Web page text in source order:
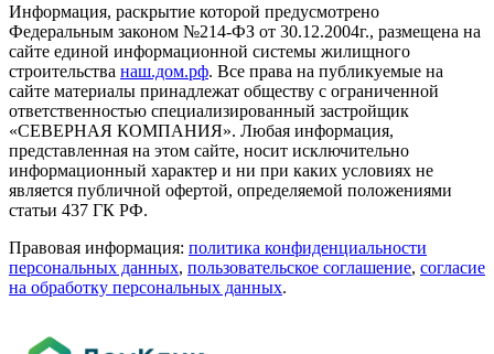
Информация, раскрытие которой предусмотрено
Федеральным законом №214-ФЗ от 30.12.2004г., размещена на
сайте единой информационной системы жилищного
строительства наш.дом.рф. Все права на публикуемые на
сайте материалы принадлежат обществу с ограниченной
ответственностью специализированный застройщик
«СЕВЕРНАЯ КОМПАНИЯ». Любая информация,
представленная на этом сайте, носит исключительно
информационный характер и ни при каких условиях не
является публичной офертой, определяемой положениями
статьи 437 ГК РФ.
Правовая информация: политика конфиденциальности
персональных данных, пользовательское cоглашение, cогласие
на обработку персональных данных.